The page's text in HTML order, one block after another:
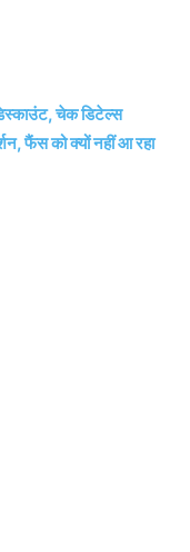
चेक डिटेल्स
फैंस को क्यों नहीं आ रहा